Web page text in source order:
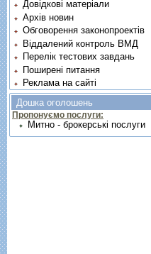
Довідкові матеріали
Архів новин
Обговорення законопроектів
Віддалений контроль ВМД
Перелік тестових завдань
Поширені питання
Реклама на сайті
Дошка оголошень
Пропонуємо послуги:
Митно - брокерські послуги